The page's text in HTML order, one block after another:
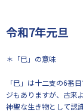
令和7年元旦
＊「巳」の意味
「巳」は十二支の6番
ジもありますが、古来
神聖な生き物として認